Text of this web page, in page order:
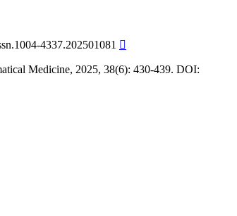
4337.202501081 
Medicine, 2025, 38(6): 430-439. DOI: